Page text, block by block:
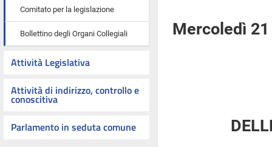
Comitato per la legislazione
Bollettino degli Organi Collegiali
Attività Legislativa
Attività di indirizzo, controllo e
conoscitiva
Parlamento in seduta comune
Mercoledì